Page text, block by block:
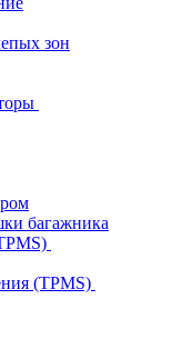
зон
багажника
(TPMS)